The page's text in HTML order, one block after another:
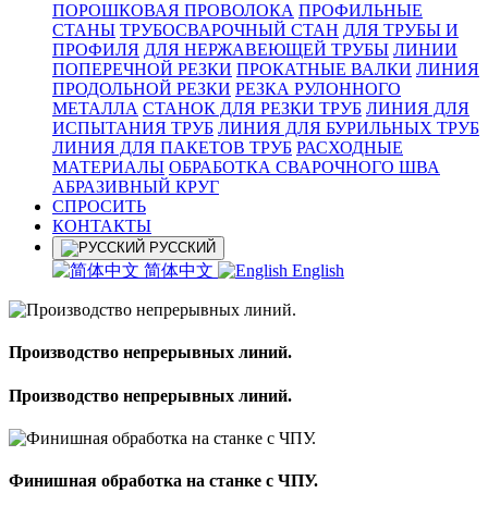
ПОРОШКОВАЯ ПРОВОЛОКА ПРОФИЛЬНЫЕ
СТАНЫ ТРУБОСВАРОЧНЫЙ СТАН ДЛЯ ТРУБЫ И
ПРОФИЛЯ ДЛЯ НЕРЖАВЕЮЩЕЙ ТРУБЫ ЛИНИИ
ПОПЕРЕЧНОЙ РЕЗКИ ПРОКАТНЫЕ ВАЛКИ ЛИНИЯ
ПРОДОЛЬНОЙ РЕЗКИ РЕЗКА РУЛОННОГО
МЕТАЛЛА СТАНОК ДЛЯ РЕЗКИ ТРУБ ЛИНИЯ ДЛЯ
ИСПЫТАНИЯ ТРУБ ЛИНИЯ ДЛЯ БУРИЛЬНЫХ ТРУБ
ЛИНИЯ ДЛЯ ПАКЕТОВ ТРУБ РАСХОДНЫЕ
МАТЕРИАЛЫ OБРАБОТКА СВАРОЧНОГО ШВА
АБРАЗИВНЫЙ КРУГ
СПРОСИТЬ
КОНТАКТЫ
РУССКИЙ
简体中文 English
Производство непрерывных линий.
Производство непрерывных линий.
Финишная обработка на станке с ЧПУ.